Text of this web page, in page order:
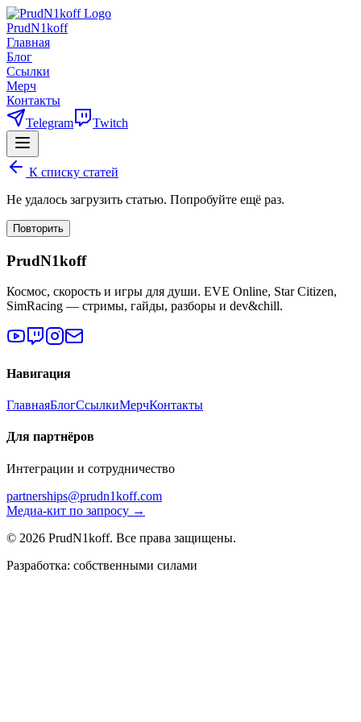
PrudN1koff
Главная
Блог
Ссылки
Мерч
Контакты
Telegram
Twitch
К списку статей
Не удалось загрузить статью. Попробуйте ещё раз.
Повторить
PrudN1koff
Космос, скорость и игры для души. EVE Online, Star Citizen,
SimRacing — стримы, гайды, разборы и dev&chill.
Навигация
ГлавнаяБлогСсылкиМерчКонтакты
Для партнёров
Интеграции и сотрудничество
partnerships@prudn1koff.com
Медиа-кит по запросу →
© 2026 PrudN1koff. Все права защищены.
Разработка: собственными силами